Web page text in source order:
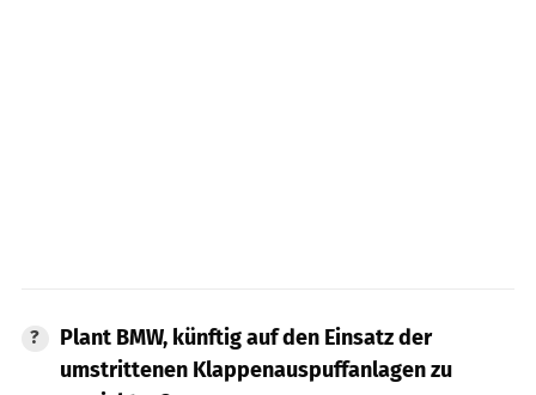
Plant BMW, künftig auf den Einsatz der
umstrittenen Klappenauspuffanlagen zu